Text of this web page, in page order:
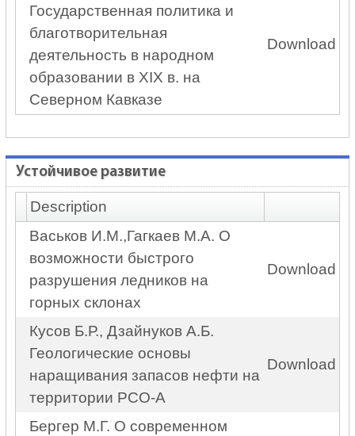
Государственная политика и
благотворительная
деятельность в народном
образовании в XIX в. на
Северном Кавказе
Download
Устойчивое развитие
Description
Васьков И.М.,Гагкаев М.А. О
возможности быстрого
разрушения ледников на
горных склонах
Download
Кусов Б.Р., Дзайнуков А.Б.
Геологические основы
наращивания запасов нефти на
территории РСО-А
Download
Бергер М.Г. О современном